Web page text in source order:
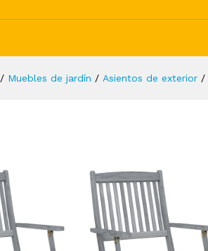
/ Muebles de jardín / Asientos de exterior /